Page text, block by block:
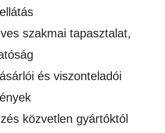
szakmai tapasztalat,
és viszonteladói
közvetlen gyártóktól